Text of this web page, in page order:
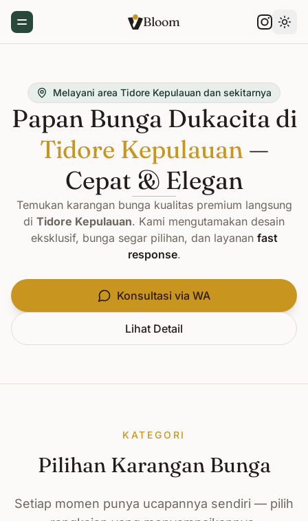
Toggle Menu Bloom
Melayani area Tidore Kepulauan dan sekitarnya
Papan Bunga Dukacita di
Tidore Kepulauan—
Cepat & Elegan
Temukan karangan bunga kualitas premium langsung
di Tidore Kepulauan. Kami mengutamakan desain
eksklusif, bunga segar pilihan, dan layanan fast
response.
Konsultasi via WA
Lihat Detail
KATEGORI
Pilihan Karangan Bunga
Setiap momen punya ucapannya sendiri — pilih